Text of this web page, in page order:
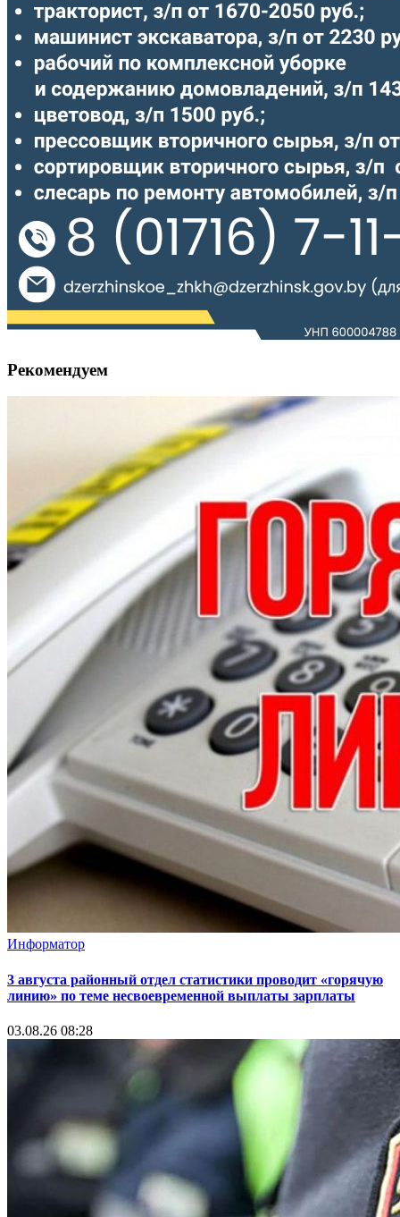
Рекомендуем
Информатор
3 августа районный отдел статистики проводит «горячую
линию» по теме несвоевременной выплаты зарплаты
03.08.26 08:28